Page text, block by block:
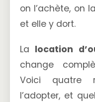
on l’achète, on
et elle y dort.
La location
change
Voici quatre
l’adopter, et